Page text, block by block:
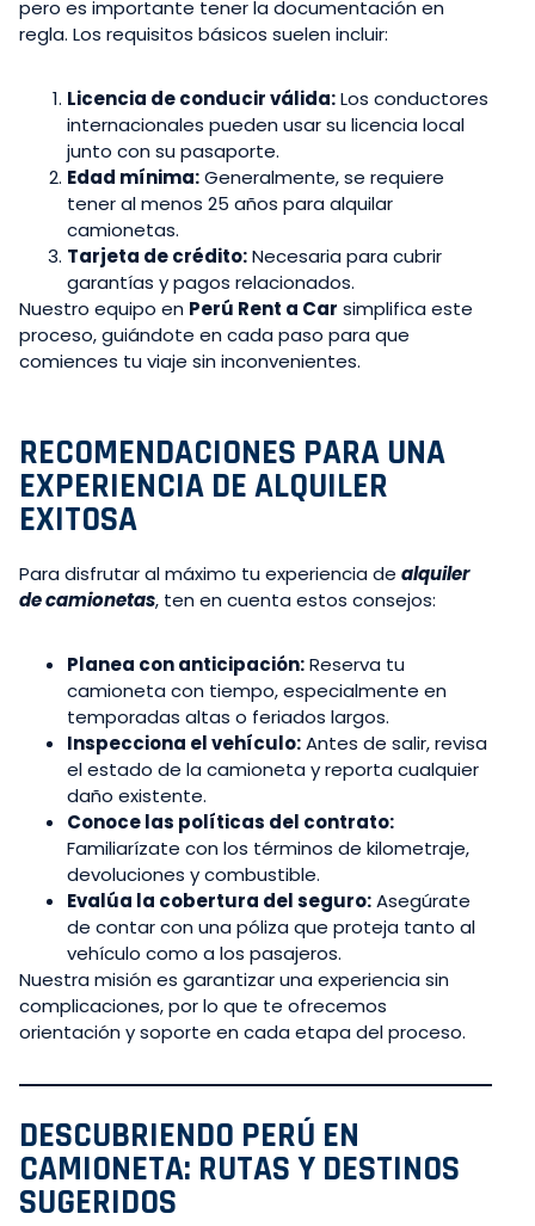
pero es importante tener la documentación en
regla. Los requisitos básicos suelen incluir:
Licencia de conducir válida:Los conductores
internacionales pueden usar su licencia local
junto con su pasaporte.
Edad mínima:Generalmente, se requiere
tener al menos 25 años para alquilar
camionetas.
Tarjeta de crédito:Necesaria para cubrir
garantías y pagos relacionados.
Nuestro equipo en Perú Rent a Car simplifica este
proceso, guiándote en cada paso para que
comiences tu viaje sin inconvenientes.
RECOMENDACIONES PARA UNA
EXPERIENCIA DE ALQUILER
EXITOSA
Para disfrutar al máximo tu experiencia de alquiler
de camionetas, ten en cuenta estos consejos:
Planea con anticipación:Reserva tu
camioneta con tiempo, especialmente en
temporadas altas o feriados largos.
Inspecciona el vehículo:Antes de salir, revisa
el estado de la camioneta y reporta cualquier
daño existente.
Conoce las políticas del contrato:
Familiarízate con los términos de kilometraje,
devoluciones y combustible.
Evalúa la cobertura del seguro:Asegúrate
de contar con una póliza que proteja tanto al
vehículo como a los pasajeros.
Nuestra misión es garantizar una experiencia sin
complicaciones, por lo que te ofrecemos
orientación y soporte en cada etapa del proceso.
DESCUBRIENDO PERÚ EN
CAMIONETA: RUTAS Y DESTINOS
SUGERIDOS